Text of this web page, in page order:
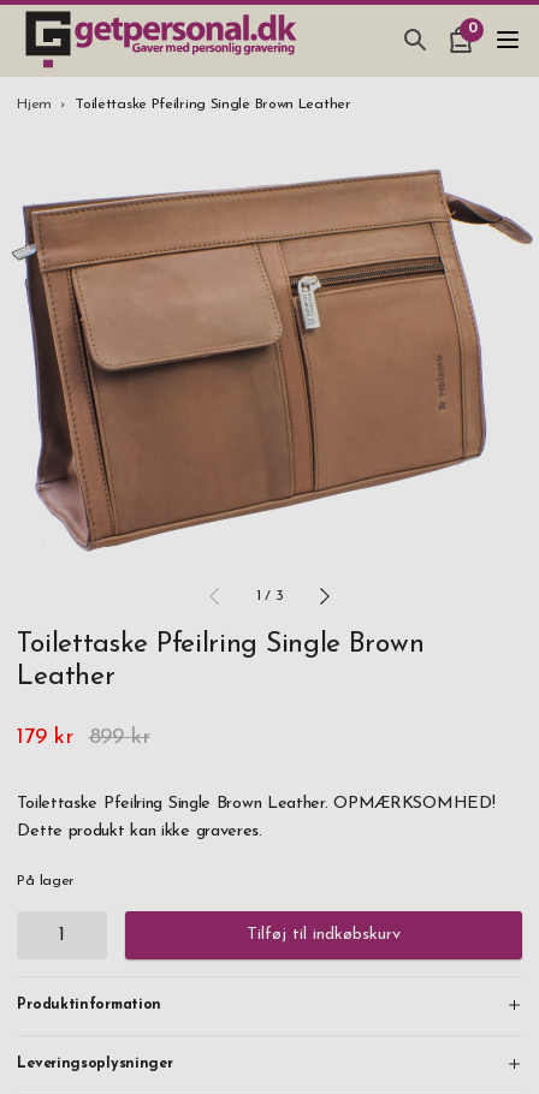
0
GAVEARTIKLAR & TING
SMYKKER & ACCESSORIES
BRYLLUPSGAVE 2026
STUDENTERGAVE 2026
Hjem Toilettaske Pfeilring Single Brown Leather
1 / 3
Toilettaske Pfeilring Single Brown
Leather
179 kr 899 kr
Toilettaske Pfeilring Single Brown Leather. OPMÆRKSOMHED!
Dette produkt kan ikke graveres.
På lager
Tilføj til indkøbskurv
Produktinformation
Leveringsoplysninger